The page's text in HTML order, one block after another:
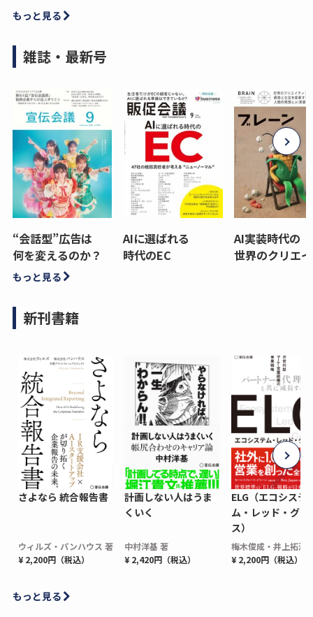
もっと見る
雑誌・最新号
“会話型”広告は
何を変えるのか？
AIに選ばれる
時代のEC
AI実装時代の
世界のクリエ
もっと見る
新刊書籍
さよなら 統合報告書
ウィルズ・パンハウス 著
¥ 2,200円（税込）
計画しない人はうま
くいく
中村洋基 著
¥ 2,420円（税込）
ELG（エコシステ
ム・レッド・グロ
ス）
梅木俊成・井上拓海
¥ 2,200円（税込）
もっと見る